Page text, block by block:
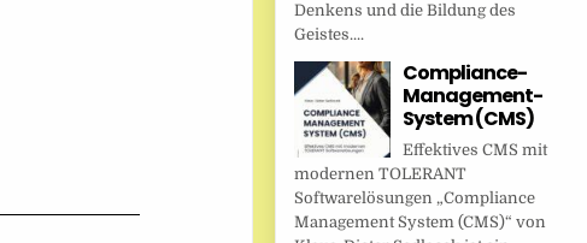
Denkens und die Bildung des
Geistes....
Compliance-
Management-
System (CMS)
Effektives CMS mit
modernen TOLERANT
Softwarelösungen „Compliance
Management System (CMS)“ von